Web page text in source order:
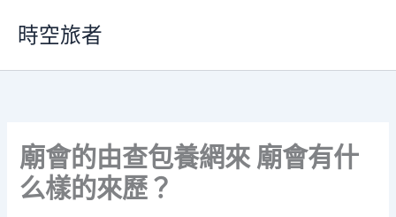
要
時空旅者
廟會的由查包養網來 廟會有什
么樣的來歷？